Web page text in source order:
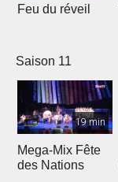
Feu du réveil
Saison 11
19 min
Mega-Mix Fête
des Nations